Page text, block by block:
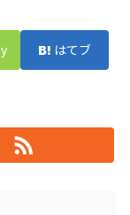
はてブ